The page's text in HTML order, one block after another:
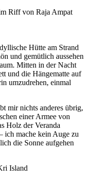
Hütte am Strand
und gemütlich aussehen
Mitten in der Nacht
und die Hängematte auf
umzudrehen, einmal
mir nichts anderes übrig,
einer Armee von
Holz der Veranda
ich mache kein Auge zu
die Sonne aufgehen